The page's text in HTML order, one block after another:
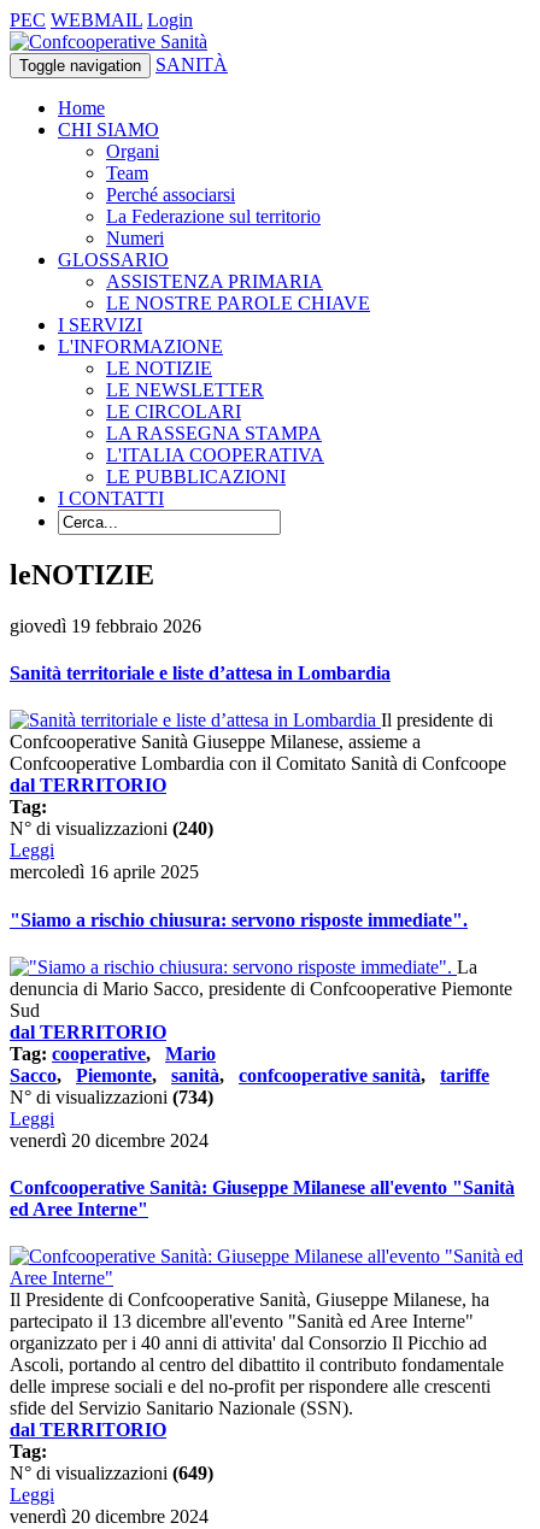
PEC WEBMAIL Login
Toggle navigation SANITÀ
Home
CHI SIAMO
Organi
Team
Perché associarsi
La Federazione sul territorio
Numeri
GLOSSARIO
ASSISTENZA PRIMARIA
LE NOSTRE PAROLE CHIAVE
I SERVIZI
L'INFORMAZIONE
LE NOTIZIE
LE NEWSLETTER
LE CIRCOLARI
LA RASSEGNA STAMPA
L'ITALIA COOPERATIVA
LE PUBBLICAZIONI
I CONTATTI
leNOTIZIE
giovedì 19 febbraio 2026
Sanità territoriale e liste d’attesa in Lombardia
Il presidente di
Confcooperative Sanità Giuseppe Milanese, assieme a
Confcooperative Lombardia con il Comitato Sanità di Confcoope
dal TERRITORIO
Tag:
N° di visualizzazioni (240)
Leggi
mercoledì 16 aprile 2025
"Siamo a rischio chiusura: servono risposte immediate".
La
denuncia di Mario Sacco, presidente di Confcooperative Piemonte
Sud
dal TERRITORIO
Tag: cooperative, Mario
Sacco, Piemonte, sanità, confcooperative sanità, tariffe
N° di visualizzazioni (734)
Leggi
venerdì 20 dicembre 2024
Confcooperative Sanità: Giuseppe Milanese all'evento "Sanità
ed Aree Interne"
Il Presidente di Confcooperative Sanità, Giuseppe Milanese, ha
partecipato il 13 dicembre all'evento "Sanità ed Aree Interne"
organizzato per i 40 anni di attivita' dal Consorzio Il Picchio ad
Ascoli, portando al centro del dibattito il contributo fondamentale
delle imprese sociali e del no-profit per rispondere alle crescenti
sfide del Servizio Sanitario Nazionale (SSN).
dal TERRITORIO
Tag:
N° di visualizzazioni (649)
Leggi
venerdì 20 dicembre 2024